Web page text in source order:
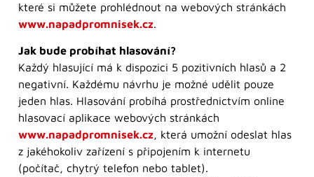
které si můžete prohlédnout na webových stránkách
www.napadpromnisek.cz.
Jak bude probíhat hlasování?
Každý hlasující má k dispozici 5 pozitivních hlasů a 2
negativní. Každému návrhu je možné udělit pouze
jeden hlas. Hlasování probíhá prostřednictvím online
hlasovací aplikace webových stránkách
www.napadpromnisek.cz, která umožní odeslat hlas
z jakéhokoliv zařízení s připojením k internetu
(počítač, chytrý telefon nebo tablet).